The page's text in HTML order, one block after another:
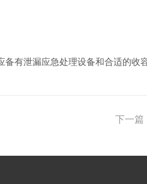
有泄漏应急处理设备和合适的收容
下一篇